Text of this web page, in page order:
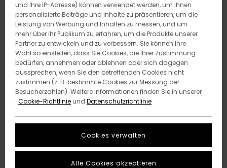
und Ihre IP-Adresse) können verwendet werden, um Ihnen
personalisierte Beiträge und Inhalte zu präsentieren, um die
Leistung von Werbung und Inhalten zu messen, und um
mehr über ihr Publikum zu erfahren, um die Produkte unserer
Partner zu entwickeln und zu verbessern. Sie können Ihre
Wahl so einstellen, dass Sie Cookies, die Ihrer Zustimmung
bedürfen, annehmen oder ablehnen oder sich dagegen
aussprechen, wenn Sie den betreffenden Cookies nicht
zustimmen (z. B. bestimmte Cookies zur Messung der
Besucherzahlen). Weitere Informationen finden Sie in unserer
: Cookie-Richtlinieund Datenschutzrichtlinie
Cookies verwalten
Alle Cookies akzeptieren